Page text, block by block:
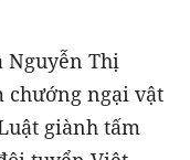
Nguyễn Thị
chướng ngại vật
giành tấm